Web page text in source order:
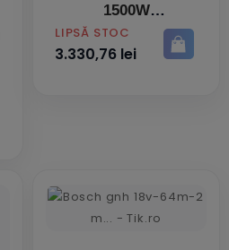
1500W
PRET
LIPSĂ STOC
3.330,76 lei